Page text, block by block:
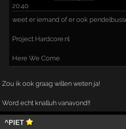
20:40:
weet er iemand of er ook
Project Hardcore.nl
Here We Come
Zou ik ook graag willen weten ja!
Word echt knalluh vanavond!!
^PIET